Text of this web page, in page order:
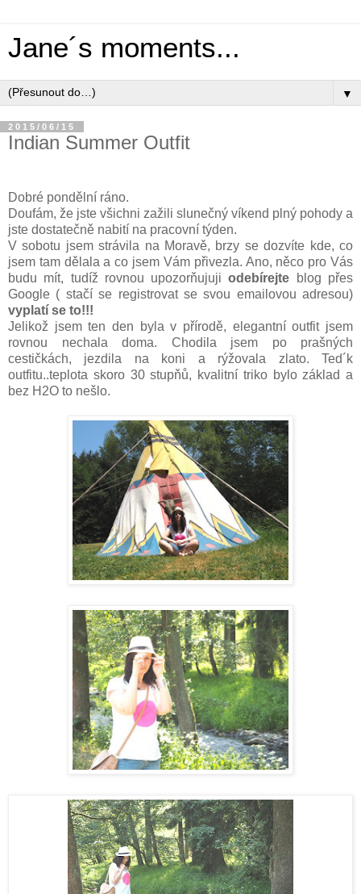
Jane´s moments...
▼
2015/06/15
Indian Summer Outfit
Dobré pondělní ráno.
Doufám, že jste všichni zažili slunečný víkend plný pohody a
jste dostatečně nabití na pracovní týden.
V sobotu jsem strávila na Moravě, brzy se dozvíte kde, co
jsem tam dělala a co jsem Vám přivezla. Ano, něco pro Vás
budu mít, tudíž rovnou upozorňujujiodebírejte blog přes
Google ( stačí se registrovat se svou emailovou adresou)
vyplatí se to!!!
Jelikož jsem ten den byla v přírodě, elegantní outfit jsem
rovnou nechala doma. Chodila jsem po prašných
cestičkách, jezdila na koni a rýžovala zlato. Ted´k
outfitu..teplota skoro 30 stupňů, kvalitní triko bylo základ a
bez H2O to nešlo.